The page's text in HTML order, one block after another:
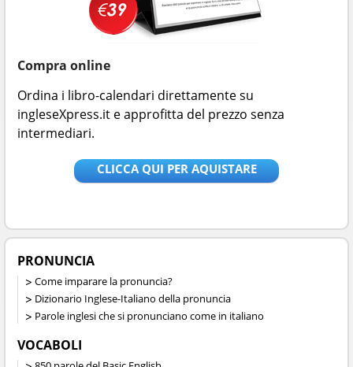
Compra online
Ordina i libro-calendari direttamente su
ingleseXpress.it e approfitta del prezzo senza
intermediari.
CLICCA QUI PER AQUISTARE
PRONUNCIA
Come imparare la pronuncia?
Dizionario Inglese-Italiano della pronuncia
Parole inglesi che si pronunciano come in italiano
VOCABOLI